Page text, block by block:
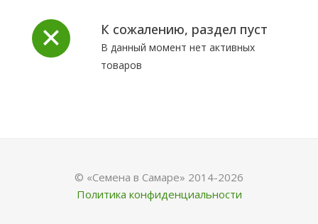
К сожалению, раздел пуст
В данный момент нет активных
товаров
© «Семена в Самаре» 2014-2026
Политика конфиденциальности